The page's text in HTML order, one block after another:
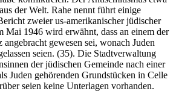
der Welt. Rahe nennt führt einige
zweier us-amerikanischer jüdischer
Mai 1946 wird erwähnt, dass an einem der
gewesen sei, wonach Juden
seien. (35). Die Stadtverwaltung
der jüdischen Gemeinde nach einer
Juden gehörenden Grundstücken in Celle
seien keine Unterlagen vorhanden.